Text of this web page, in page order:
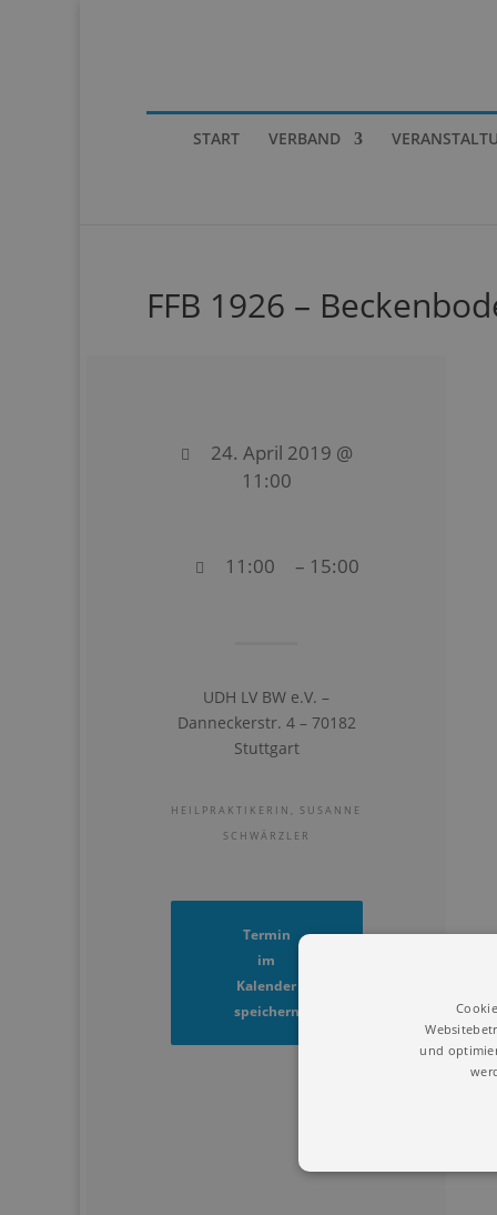
START VERBAND
FFB 1926 –
24. April 2019 @
11:00
11:00 – 15:00
UDH LV BW e.V. –
Danneckerstr. 4 – 70182
Stuttgart
HEILPRAKTIKERIN, SUSANNE
SCHWÄRZLER
Termin
im
Kalender
speichern
und